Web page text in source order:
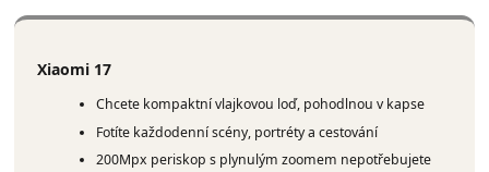
Xiaomi 17
Chcete kompaktní vlajkovou loď, pohodlnou v kapse
Fotíte každodenní scény, portréty a cestování
200Mpx periskop s plynulým zoomem nepotřebujete